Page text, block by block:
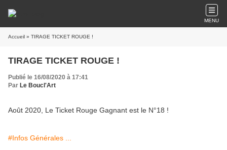
MENU
Accueil » TIRAGE TICKET ROUGE !
TIRAGE TICKET ROUGE !
Publié le 16/08/2020 à 17:41
Par Le Boucl'Art
Août 2020, Le Ticket Rouge Gagnant est le N°18 !
#Infos Générales ...